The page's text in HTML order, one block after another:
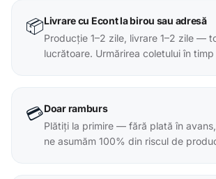
📦Livrare cu Econt la birou sau adresă
Producție 1–2 zile, livrare 1–2 zile —
lucrătoare. Urmărirea coletului în timp
💳Doar ramburs
Plătiți la primire — fără plată în
ne asumăm 100% din riscul de